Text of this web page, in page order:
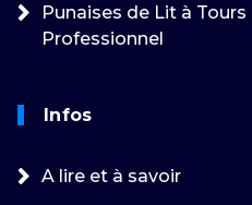
Punaises de Lit à
Professionnel
Infos
A lire et à savoir